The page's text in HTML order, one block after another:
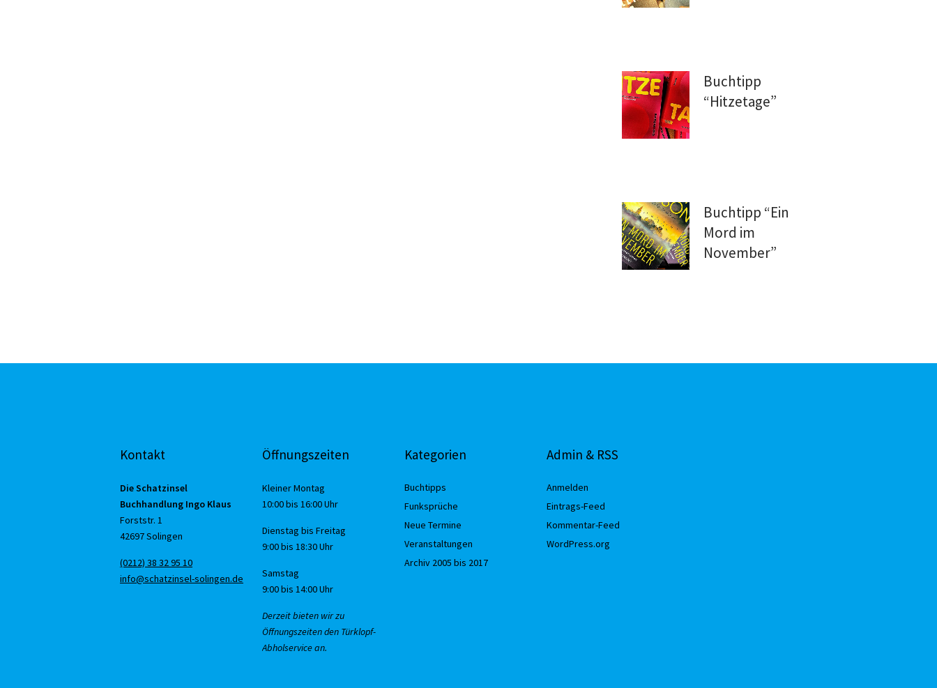
Buchtipp
“Hitzetage”
Buchtipp “Ein
Mord im
November”
Kontakt
Die Schatzinsel
Buchhandlung Ingo Klaus
Forststr. 1
42697 Solingen
(0212) 38 32 95 10
info@schatzinsel-solingen.de
Öffnungszeiten
Kleiner Montag
10:00 bis 16:00 Uhr
Dienstag bis Freitag
9:00 bis 18:30 Uhr
Samstag
9:00 bis 14:00 Uhr
Derzeit bieten wir zu
Öffnungszeiten den Türklopf-
Abholservice an.
Kategorien
Buchtipps
Funksprüche
Neue Termine
Veranstaltungen
Archiv 2005 bis 2017
Admin & RSS
Anmelden
Eintrags-Feed
Kommentar-Feed
WordPress.org